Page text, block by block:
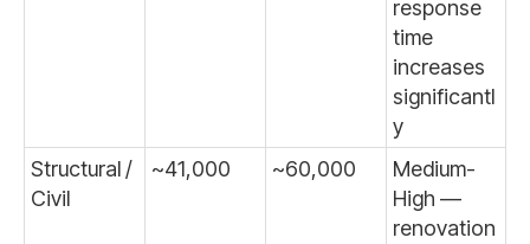
response
time
increases
significantl
y
Structural /
Civil
~41,000 ~60,000
Medium-
High —
renovation